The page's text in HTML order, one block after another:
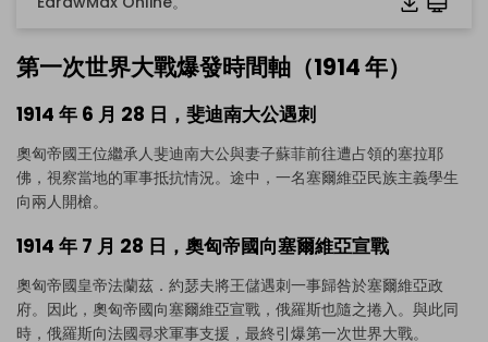
第一次世界大戰爆發時間軸（1914 年）
1914 年 6 月 28 日，斐迪南大公遇刺
奧匈帝國王位繼承人斐迪南大公與妻子蘇菲前往遭占領的塞拉耶
佛，視察當地的軍事抵抗情況。途中，一名塞爾維亞民族主義學生
向兩人開槍。
1914 年 7 月 28 日，奧匈帝國向塞爾維亞宣戰
奧匈帝國皇帝法蘭茲．約瑟夫將王儲遇刺一事歸咎於塞爾維亞政
府。因此，奧匈帝國向塞爾維亞宣戰，俄羅斯也隨之捲入。與此同
時，俄羅斯向法國尋求軍事支援，最終引爆第一次世界大戰。